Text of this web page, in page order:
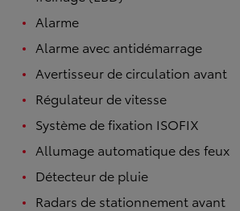
Alarme
Alarme avec antidémarrage
Avertisseur de circulation avant
Régulateur de vitesse
Système de fixation ISOFIX
Allumage automatique des feux
Détecteur de pluie
Radars de stationnement avant